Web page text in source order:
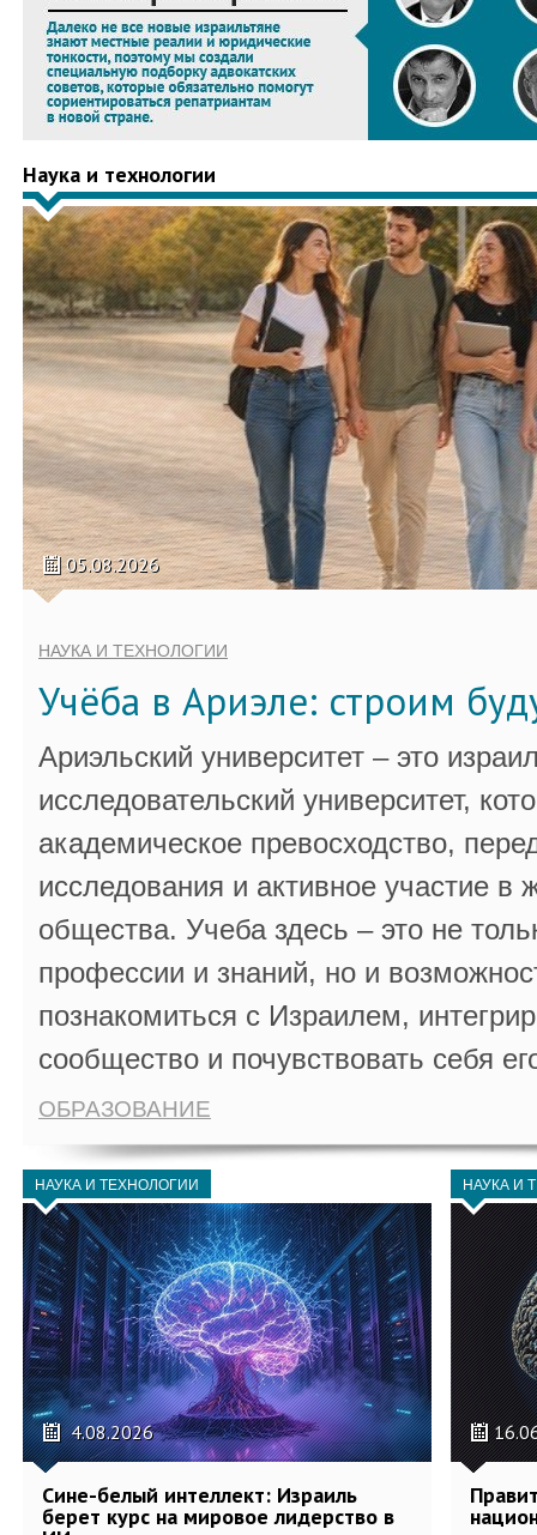
Наука и технологии
05.08.2026
НАУКА И ТЕХНОЛОГИИ
Учёба в Ариэле: строим
Ариэльский университет – это
исследовательский университет,
академическое превосходство,
исследования и активное участие в
общества. Учеба здесь – это не
профессии и знаний, но и
познакомиться с Израилем,
сообщество и почувствовать себя
ОБРАЗОВАНИЕ
НАУКА И ТЕХНОЛОГИИ
4.08.2026
Сине-белый интеллект: Израиль
берет курс на мировое лидерство в
НАУКА И